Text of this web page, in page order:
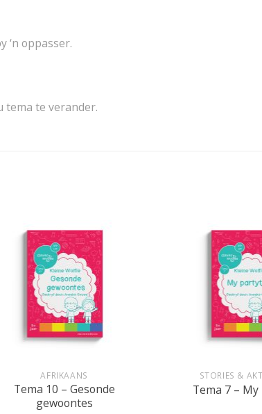
‘n oppasser.
tema te verander.
AFRIKAANS
Tema 10 – Gesonde
gewoontes
STORIES &
Tema 7 –